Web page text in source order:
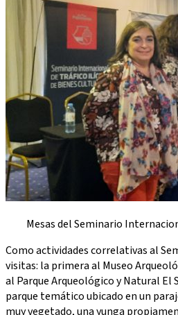
Mesas del Seminario
Como actividades correlativas al
visitas: la primera al Museo
al Parque Arqueológico y Natural El
parque temático ubicado en un
muy vegetado, una yunga